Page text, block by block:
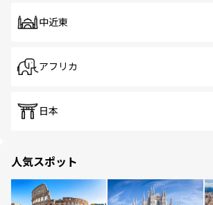
中近東
アフリカ
日本
人気スポット